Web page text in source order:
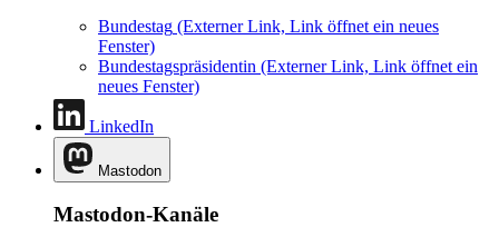
Bundestag (Externer Link, Link öffnet ein neues
Fenster)
Bundestagspräsidentin (Externer Link, Link öffnet ein
neues Fenster)
LinkedIn
Mastodon
Mastodon-Kanäle